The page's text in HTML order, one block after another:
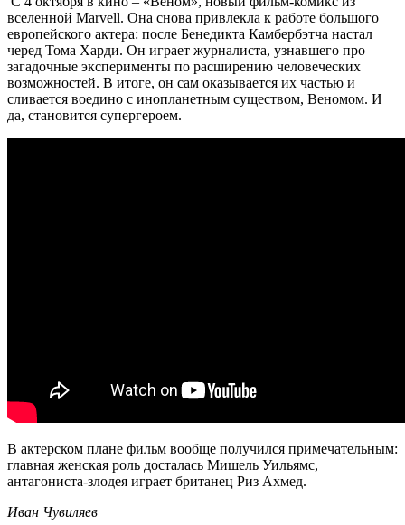
вселенной Marvell. Она снова привлекла к работе большого
европейского актера: после Бенедикта Камбербэтча настал
черед Тома Харди. Он играет журналиста, узнавшего про
загадочные эксперименты по расширению человеческих
возможностей. В итоге, он сам оказывается их частью и
сливается воедино с инопланетным существом, Веномом. И
да, становится супергероем.
В актерском плане фильм вообще получился примечательным:
главная женская роль досталась Мишель Уильямс,
антагониста-злодея играет британец Риз Ахмед.
Иван Чувиляев